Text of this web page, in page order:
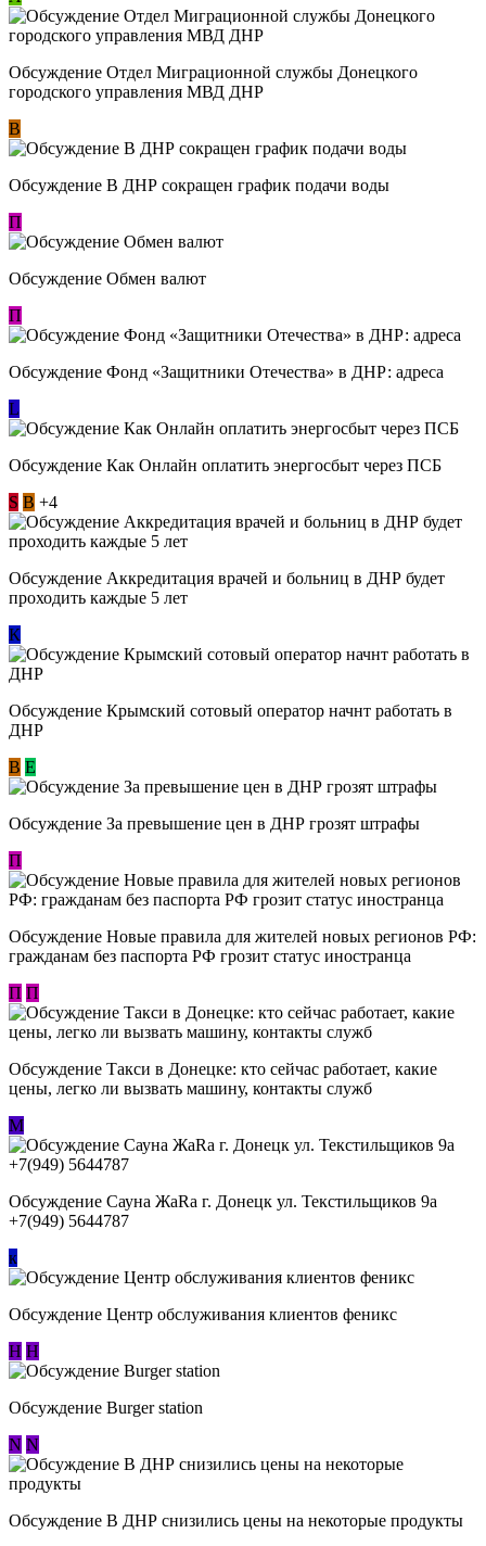
Обсуждение Отдел Миграционной службы Донецкого
городского управления МВД ДНР
В
Обсуждение В ДНР сокращен график подачи воды
П
Обсуждение Обмен валют
П
Обсуждение Фонд «Защитники Отечества» в ДНР: адреса
L
Обсуждение ​Как Онлайн оплатить энергосбыт через ПСБ
S В +4
Обсуждение Аккредитация врачей и больниц в ДНР будет
проходить каждые 5 лет
К
Обсуждение Крымский сотовый оператор начнт работать в
ДНР
В E
Обсуждение За превышение цен в ДНР грозят штрафы
П
Обсуждение Новые правила для жителей новых регионов РФ:
гражданам без паспорта РФ грозит статус иностранца
П П
Обсуждение ​Такси в Донецке: кто сейчас работает, какие
цены, легко ли вызвать машину, контакты служб
М
Обсуждение Сауна ЖаRa г. Донецк ул. Текстильщиков 9а
+7(949) 5644787
к
Обсуждение Центр обслуживания клиентов феникс
Н Н
Обсуждение Burger station
N N
Обсуждение В ДНР снизились цены на некоторые продукты